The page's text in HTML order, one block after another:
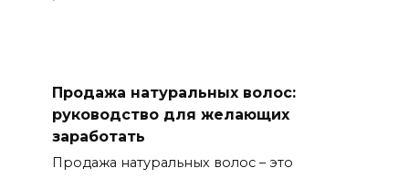
Продажа натуральных волос:
руководство для желающих
заработать
Продажа натуральных волос – это